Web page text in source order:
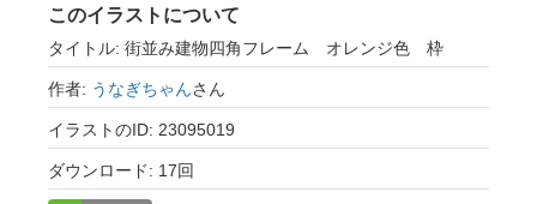
このイラストについて
タイトル: 街並み建物四角フレーム オレンジ色 枠
作者: うなぎちゃんさん
イラストのID: 23095019
ダウンロード: 17回